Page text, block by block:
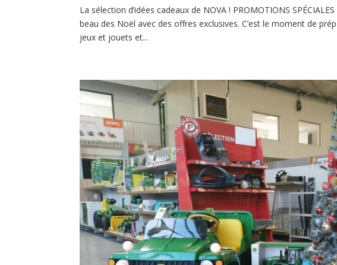
La sélection d’idées cadeaux de NOVA ! PROMOTIONS
beau des Noël avec des offres exclusives. C’est le moment de
jeux et jouets et...